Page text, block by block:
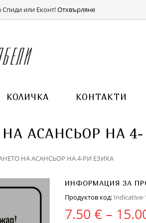
или Еконт!Отхвърляне
РЕГИСТРАЦИЯ
КОЛИЧКА КОНТАКТИ
АСАНСЬОР НА 4-
НА АСАНСЬОР НА 4-РИ ЕЗИКА
ИНФОРМАЦИЯ ЗА
Продуктов код: Indicative-
7.50 € –